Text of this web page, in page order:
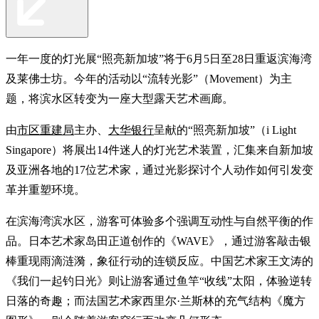
一年一度的灯光展“照亮新加坡”将于6月5日至28日重返滨海湾
及莱佛士坊。今年的活动以“流转光影”（Movement）为主
题，将滨水区转变为一座大型露天艺术画廊。
由市区重建局主办、 大华银行呈献的“照亮新加坡”（i Light
Singapore）将展出14件迷人的灯光艺术装置，汇集来自新加坡
及亚洲各地的17位艺术家，通过光影探讨个人动作如何引发变
革并重塑环境。
在滨海湾滨水区，游客可体验多个强调互动性与自然平衡的作
品。日本艺术家岛田正道创作的《WAVE》，通过游客敲击银
棒重现雨滴涟漪，象征行动的连锁反应。中国艺术家王文涛的
《我们一起钓日光》则让游客通过鱼竿“收线”太阳，体验逆转
日落的奇趣；而法国艺术家西里尔·兰斯林的充气结构《魔方